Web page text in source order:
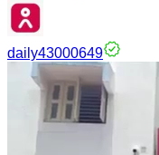
daily43000649